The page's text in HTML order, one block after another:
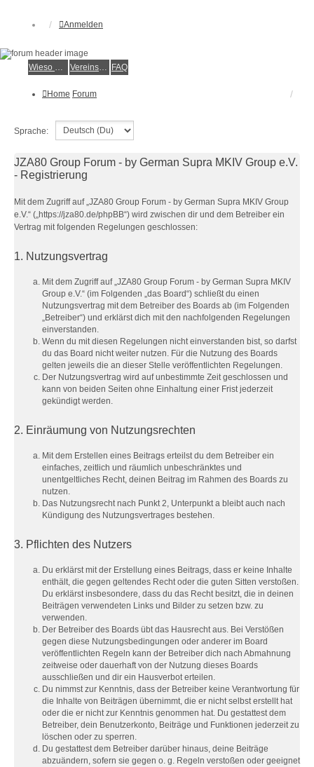
Anmelden
Wieso der e.V.? Vereinsmitglied werden FAQ
Home Forum
Sprache:
JZA80 Group Forum - by German Supra MKIV Group e.V.
- Registrierung
Mit dem Zugriff auf „JZA80 Group Forum - by German Supra MKIV Group
e.V.“ („https://jza80.de/phpBB“) wird zwischen dir und dem Betreiber ein
Vertrag mit folgenden Regelungen geschlossen:
1. Nutzungsvertrag
Mit dem Zugriff auf „JZA80 Group Forum - by German Supra MKIV
Group e.V.“ (im Folgenden „das Board“) schließt du einen
Nutzungsvertrag mit dem Betreiber des Boards ab (im Folgenden
„Betreiber“) und erklärst dich mit den nachfolgenden Regelungen
einverstanden.
Wenn du mit diesen Regelungen nicht einverstanden bist, so darfst
du das Board nicht weiter nutzen. Für die Nutzung des Boards
gelten jeweils die an dieser Stelle veröffentlichten Regelungen.
Der Nutzungsvertrag wird auf unbestimmte Zeit geschlossen und
kann von beiden Seiten ohne Einhaltung einer Frist jederzeit
gekündigt werden.
2. Einräumung von Nutzungsrechten
Mit dem Erstellen eines Beitrags erteilst du dem Betreiber ein
einfaches, zeitlich und räumlich unbeschränktes und
unentgeltliches Recht, deinen Beitrag im Rahmen des Boards zu
nutzen.
Das Nutzungsrecht nach Punkt 2, Unterpunkt a bleibt auch nach
Kündigung des Nutzungsvertrages bestehen.
3. Pflichten des Nutzers
Du erklärst mit der Erstellung eines Beitrags, dass er keine Inhalte
enthält, die gegen geltendes Recht oder die guten Sitten verstoßen.
Du erklärst insbesondere, dass du das Recht besitzt, die in deinen
Beiträgen verwendeten Links und Bilder zu setzen bzw. zu
verwenden.
Der Betreiber des Boards übt das Hausrecht aus. Bei Verstößen
gegen diese Nutzungsbedingungen oder anderer im Board
veröffentlichten Regeln kann der Betreiber dich nach Abmahnung
zeitweise oder dauerhaft von der Nutzung dieses Boards
ausschließen und dir ein Hausverbot erteilen.
Du nimmst zur Kenntnis, dass der Betreiber keine Verantwortung für
die Inhalte von Beiträgen übernimmt, die er nicht selbst erstellt hat
oder die er nicht zur Kenntnis genommen hat. Du gestattest dem
Betreiber, dein Benutzerkonto, Beiträge und Funktionen jederzeit zu
löschen oder zu sperren.
Du gestattest dem Betreiber darüber hinaus, deine Beiträge
abzuändern, sofern sie gegen o. g. Regeln verstoßen oder geeignet